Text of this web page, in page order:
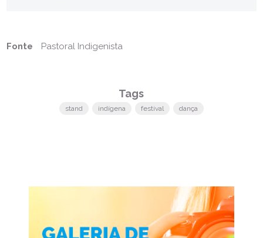
Fonte Pastoral Indigenista
Tags
stand indígena festival dança